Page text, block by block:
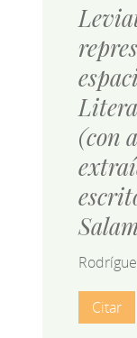
(con
Citar